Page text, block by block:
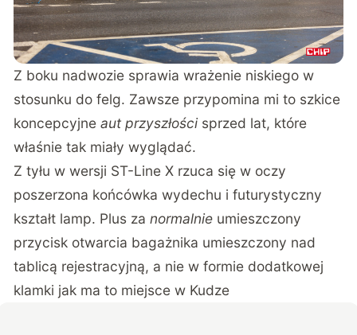
Z boku nadwozie sprawia wrażenie niskiego w
stosunku do felg. Zawsze przypomina mi to szkice
koncepcyjneaut przyszłości sprzed lat, które
właśnie tak miały wyglądać.
Z tyłu w wersji ST-Line X rzuca się w oczy
poszerzona końcówka wydechu i futurystyczny
kształt lamp. Plus zanormalnie umieszczony
przycisk otwarcia bagażnika umieszczony nad
tablicą rejestracyjną, a nie w formie dodatkowej
klamki jak ma to miejsce w Kudze